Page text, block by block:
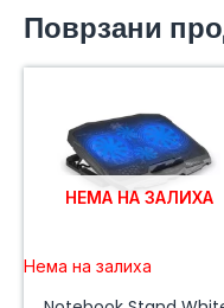
Pink
Поврзани
НЕМА НА ЗАЛИХА
Нема на залиха